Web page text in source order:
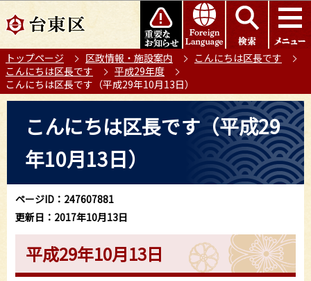
の
ー
ジ
の
このページの本文へ移動
トップページ 区政情報・施設案内
こんにちは区長です
こんにちは区長です
平成29年度
こんにちは区長です（平成29年10月13日）
ら
こんにちは区長です（平成29
年10月13日）
ページID：247607881
更新日：2017年10月13日
平成29年10月13日